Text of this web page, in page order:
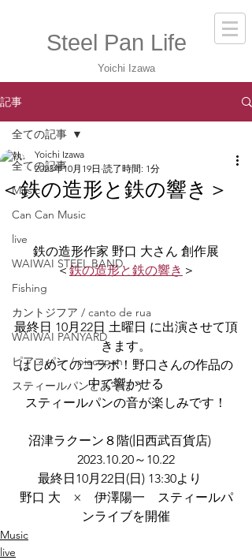
Steel Pan Life
Yoichi Izawa
記事
全ての記事
Music
Can Can Music
live
WAIWAI STEEL BAND
Fishing
カントジフア / canto de rua
WAIWAI PANYARD
ピアコパン / piacopan
スティールパンとあそぼう
全ての記事
＜鉄の造形と鉄の響き＞
Yoichi Izawa
2023年10月19日 読了時間: 1分
鉄の造形作家 野口 大さん 創作展
＜鉄の造形と鉄の響き ＞
最終日 10月22日 土曜日 に出演させて頂
きます。
はじめてのコラボ！野口さんの作品の
中で響かせる
スティールパンの音が楽しみです！
沼津ラクーン８階(旧西武百貨店)
2023.10.20～10.22
最終日10月22日(日) 13:30より
野口 大　×　伊澤陽一　スティールパ
ンライブを開催
Music
live